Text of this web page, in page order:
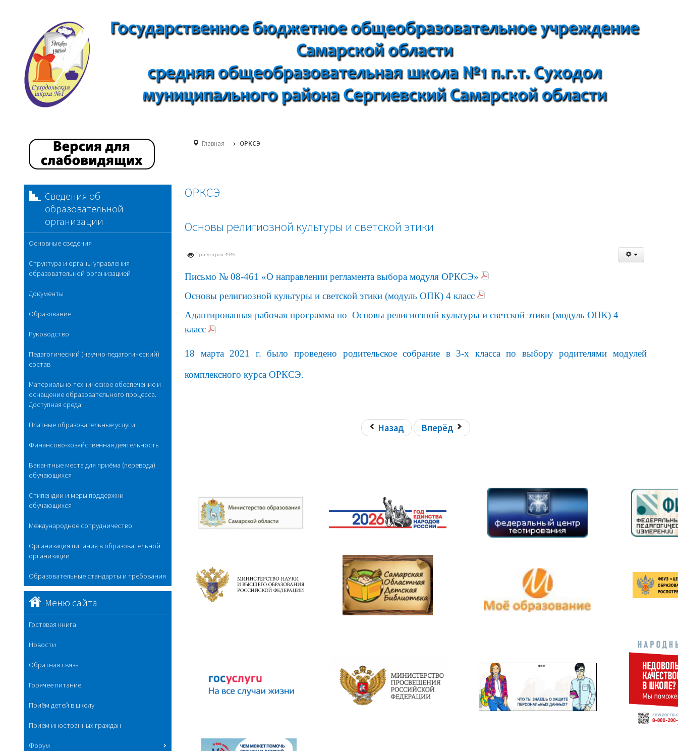
Главная ОРКСЭ
ОРКСЭ
Основы религиозной культуры и светской этики
Просмотров: 4946
Письмо № 08-461 «О направлении регламента выбора модуля ОРКСЭ»
Основы религиозной культуры и светской этики (модуль ОПК) 4 класс
Адаптированная рабочая программа поОсновы религиозной культуры и светской этики (модуль ОПК) 4
класс
18 марта 2021 г. было проведено родительское собрание в 3-х класса по выбору родителями модулей
комплексного курса ОРКСЭ.
Назад Вперёд
Сведения об
образовательной
организации
Основные сведения
Структура и органы управления
образовательной организацией
Документы
Образование
Руководство
Педагогический (научно-педагогический)
состав
Материально-техническое обеспечение и
оснащение образовательного процесса.
Доступная среда
Платные образовательные услуги
Финансово-хозяйственная деятельность
Вакантные места для приёма (перевода)
обучающихся
Стипендии и меры поддержки
обучающихся
Международное сотрудничество
Организация питания в образовательной
организации
Образовательные стандарты и требования
Меню сайта
Гостевая книга
Новости
Обратная связь
Горячее питание
Приём детей в школу
Прием иностранных граждан
Форум